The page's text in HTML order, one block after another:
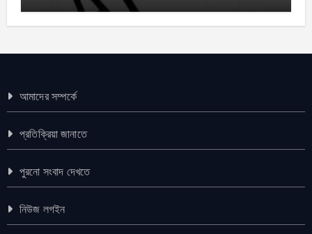
আমাদের সম্পর্কে
প্রতিক্রিয়া জানাতে
পুরনো সংবাদ দেখতে
নিউজ লগইন